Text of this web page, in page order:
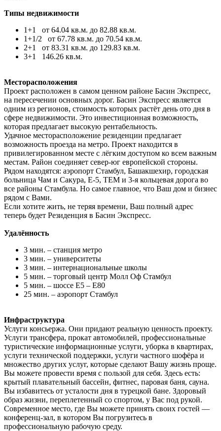
Типы недвижимости
1+1 от 64.04 кв.м. до 82.88 кв.м.
1+1/2 от 67.78 кв.м. до 70.54 кв.м.
2+1 от 83.31 кв.м. до 129.83 кв.м.
3+1 146.26 кв.м.
Месторасположения
Проект расположен в самом ценном районе Басин Экспресс,
на пересечении основных дорог. Басин Экспресс является
одним из регионов, стоимость которых растёт день ото дня в
сфере недвижимости. Это инвестиционная возможность,
которая предлагает высокую рентабельность.
Удачное месторасположение резиденции предлагает
возможность проезда на метро. Проект находится в
привилегированном месте с лёгким доступом ко всем важным
местам. Район соединяет север-юг европейской стороны.
Рядом находятся: аэропорт Стамбул, Башакшехир, городская
больница Чам и Сакура, E-5, TEM и 3-я кольцевая дорога во
все районы Стамбула. Но самое главное, что Ваш дом и бизнес
рядом с Вами.
Если хотите жить, не теряя времени, Ваш полный адрес
теперь будет Резиденция в Басин Экспресс.
Удалённость
3 мин. – станция метро
3 мин. – университеты
3 мин. – интернациональные школы
5 мин. – торговый центр Молл Оф Стамбул
5 мин. – шоссе Е5 – Е80
25 мин. – аэропорт Стамбул
Инфраструктура
Услуги консьержа. Они придают реальную ценность проекту.
Услуги трансфера, прокат автомобилей, профессиональные
туристические информационные услуги, уборка в квартирах,
услуги технической поддержки, услуги частного шофёра и
множество других услуг, которые сделают Вашу жизнь проще.
Вы можете провести время с пользой для себя. Здесь есть:
крытый плавательный бассейн, фитнес, паровая баня, сауна.
Вы избавитесь от усталости дня в турецкой бане. Здоровый
образ жизни, переплетенный со спортом, у Вас под рукой.
Современное место, где Вы можете принять своих гостей —
конференц-зал, в котором Вы погрузитесь в
профессиональную рабочую среду.